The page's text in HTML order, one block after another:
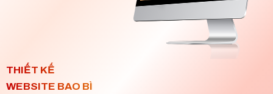
THIẾT KẾ
WEBSITE BAO BÌ